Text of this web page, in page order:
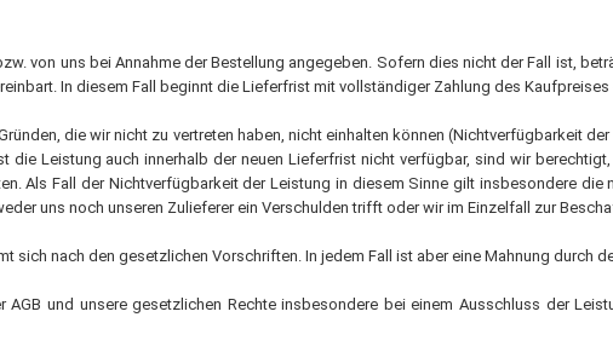
von uns bei Annahme der Bestellung angegeben. Sofern dies nicht der Fall ist,
In diesem Fall beginnt die Lieferfrist mit vollständiger Zahlung des Kaufpreises
die wir nicht zu vertreten haben, nicht einhalten können (Nichtverfügbarkeit
die Leistung auch innerhalb der neuen Lieferfrist nicht verfügbar, sind wir
Als Fall der Nichtverfügbarkeit der Leistung in diesem Sinne gilt insbesondere
uns noch unseren Zulieferer ein Verschulden trifft oder wir im Einzelfall zur
sich nach den gesetzlichen Vorschriften. In jedem Fall ist aber eine Mahnung durch
und unsere gesetzlichen Rechte insbesondere bei einem Ausschluss der